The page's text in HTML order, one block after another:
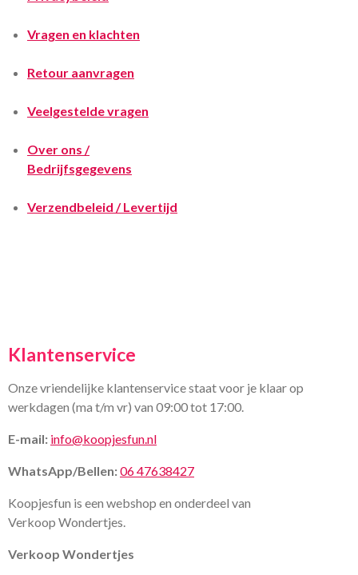
Vragen en klachten
Retour aanvragen
Veelgestelde vragen
Over ons /
Bedrijfsgegevens
Verzendbeleid / Levertijd
Klantenservice
Onze vriendelijke klantenservice staat voor je klaar op
werkdagen (ma t/m vr) van 09:00 tot 17:00.
E-mail: info@koopjesfun.nl
WhatsApp/Bellen:06 47638427
Koopjesfun is een webshop en onderdeel van
Verkoop Wondertjes.
Verkoop Wondertjes